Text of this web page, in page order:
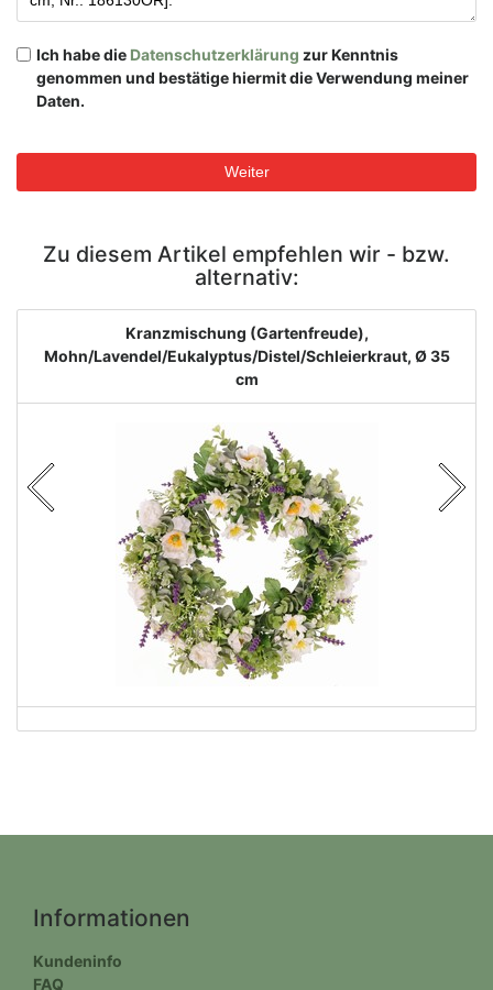
Ich habe die Datenschutzerklärung zur Kenntnis
genommen und bestätige hiermit die Verwendung meiner
Daten.
Zu diesem Artikel empfehlen wir - bzw.
alternativ:
Kranzmischung (Gartenfreude),
Mohn/Lavendel/Eukalyptus/Distel/Schleierkraut, Ø 35
cm
Informationen
Kundeninfo
FAQ